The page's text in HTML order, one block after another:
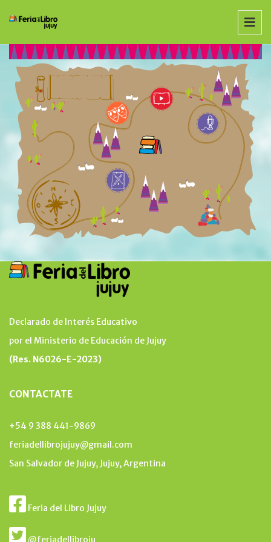
Adaptarse es transcender. Gracias por
Declarado de Interés Educativo
por el Ministerio de Educación de Jujuy
(Res. N6026-E-2023)
CONTACTATE
+54 9 388 441-9869
feriadellibrojujuy@gmail.com
San Salvador de Jujuy, Jujuy, Argentina
Feria del Libro Jujuy
@feriadellibroju